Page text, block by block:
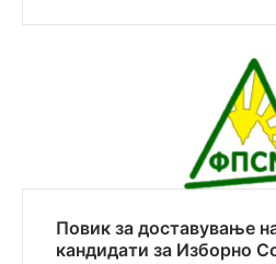
Повик за доставување
кандидати за Изборно